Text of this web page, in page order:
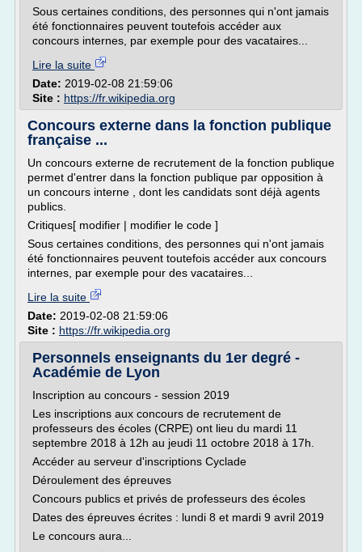
Sous certaines conditions, des personnes qui n'ont jamais
été fonctionnaires peuvent toutefois accéder aux
concours internes, par exemple pour des vacataires...
Lire la suite
Date: 2019-02-08 21:59:06
Site : https://fr.wikipedia.org
Concours externe dans la fonction publique
française ...
Un concours externe de recrutement de la fonction publique
permet d'entrer dans la fonction publique par opposition à
un concours interne , dont les candidats sont déjà agents
publics.
Critiques[ modifier | modifier le code ]
Sous certaines conditions, des personnes qui n'ont jamais
été fonctionnaires peuvent toutefois accéder aux concours
internes, par exemple pour des vacataires...
Lire la suite
Date: 2019-02-08 21:59:06
Site : https://fr.wikipedia.org
Personnels enseignants du 1er degré -
Académie de Lyon
Inscription au concours - session 2019
Les inscriptions aux concours de recrutement de
professeurs des écoles (CRPE) ont lieu du mardi 11
septembre 2018 à 12h au jeudi 11 octobre 2018 à 17h.
Accéder au serveur d'inscriptions Cyclade
Déroulement des épreuves
Concours publics et privés de professeurs des écoles
Dates des épreuves écrites : lundi 8 et mardi 9 avril 2019
Le concours aura...